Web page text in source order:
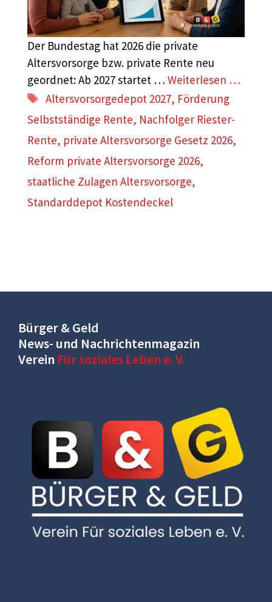
Der Bundestag hat 2026 die private
Altersvorsorge bzw. private Rente neu
geordnet: Ab 2027 startet … Weiterlesen …
Schlagwörter
Altersvorsorgedepot 2027, Förderung
Selbstständige Rente, Nachfolger Riester-
Rente, private Altersvorsorge Gesetz 2026,
Reform private Altersvorsorge 2026,
staatliche Zulagen Altersvorsorge,
Standarddepot Kostendeckel
Bürger & Geld
News- und Nachrichtenmagazin
Verein Für soziales Leben e. V.